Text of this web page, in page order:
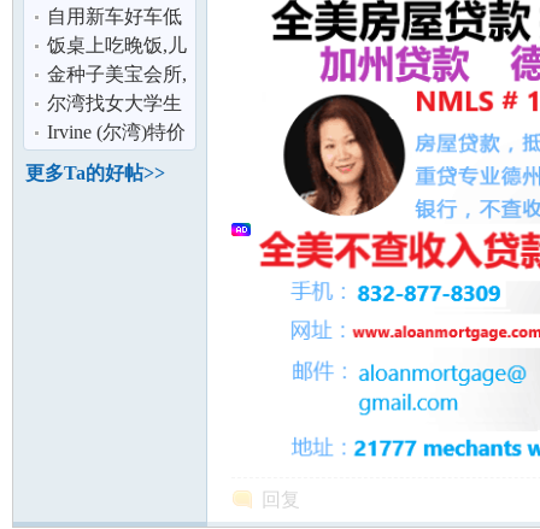
独立屋精选
门看
自用新车好车低
价全险带导航带
Car seat,无
饭桌上吃晚饭,儿
子突然问老
宋：“爸爸！你
金种子美宝会所,
山景别墅,纯正美
式生活,欢
尔湾找女大学生
丶留学生寄宿
Irvine (尔湾)特价
高端公寓丶
townhouse 房
更多Ta的好帖>>
回复